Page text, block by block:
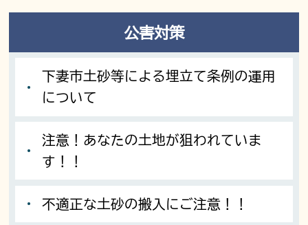
公害対策
下妻市土砂等による埋立て条例の運用
について
注意！あなたの土地が狙われていま
す！！
不適正な土砂の搬入にご注意！！